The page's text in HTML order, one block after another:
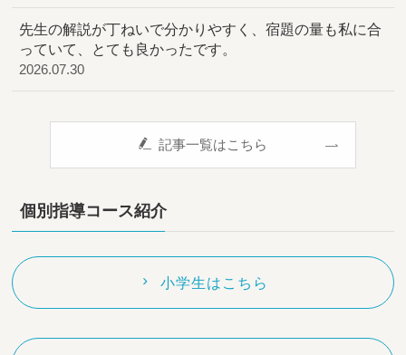
先生の解説が丁ねいで分かりやすく、宿題の量も私に合
っていて、とても良かったです。
2026.07.30
記事一覧はこちら
個別指導コース紹介
小学生はこちら